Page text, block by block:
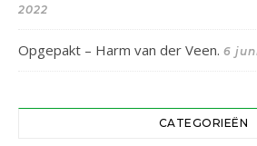
2022
Opgepakt – Harm van der Veen. 6
CATEGORIEËN